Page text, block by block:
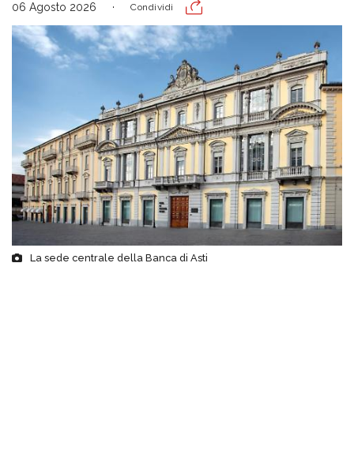
06 Agosto 2026 Condividi
La sede centrale della Banca di Asti